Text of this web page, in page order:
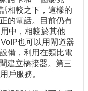
相較之下，這樣的
的電話。目前仍有
中，相較於其他
也可以用閘道器
備，利用在類比電
建立橋接器。第三
戶服務。